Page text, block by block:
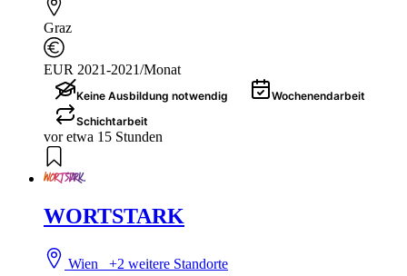
Graz
EUR 2021-2021/Monat
Keine Ausbildung notwendig
Wochenendarbeit
Schichtarbeit
vor etwa 15 Stunden
WORTSTARK
Wien+2 weitere Standorte